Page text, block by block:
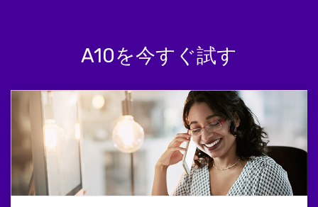
A10を今すぐ試す